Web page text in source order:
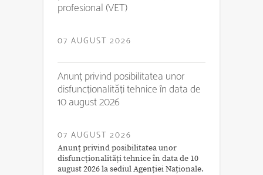
profesional (VET)
07 AUGUST 2026
Anunț privind posibilitatea unor
disfuncționalități tehnice în data de
10 august 2026
07 AUGUST 2026
Anunț privind posibilitatea unor
disfuncționalități tehnice în data de 10
august 2026 la sediul Agenției Naționale.